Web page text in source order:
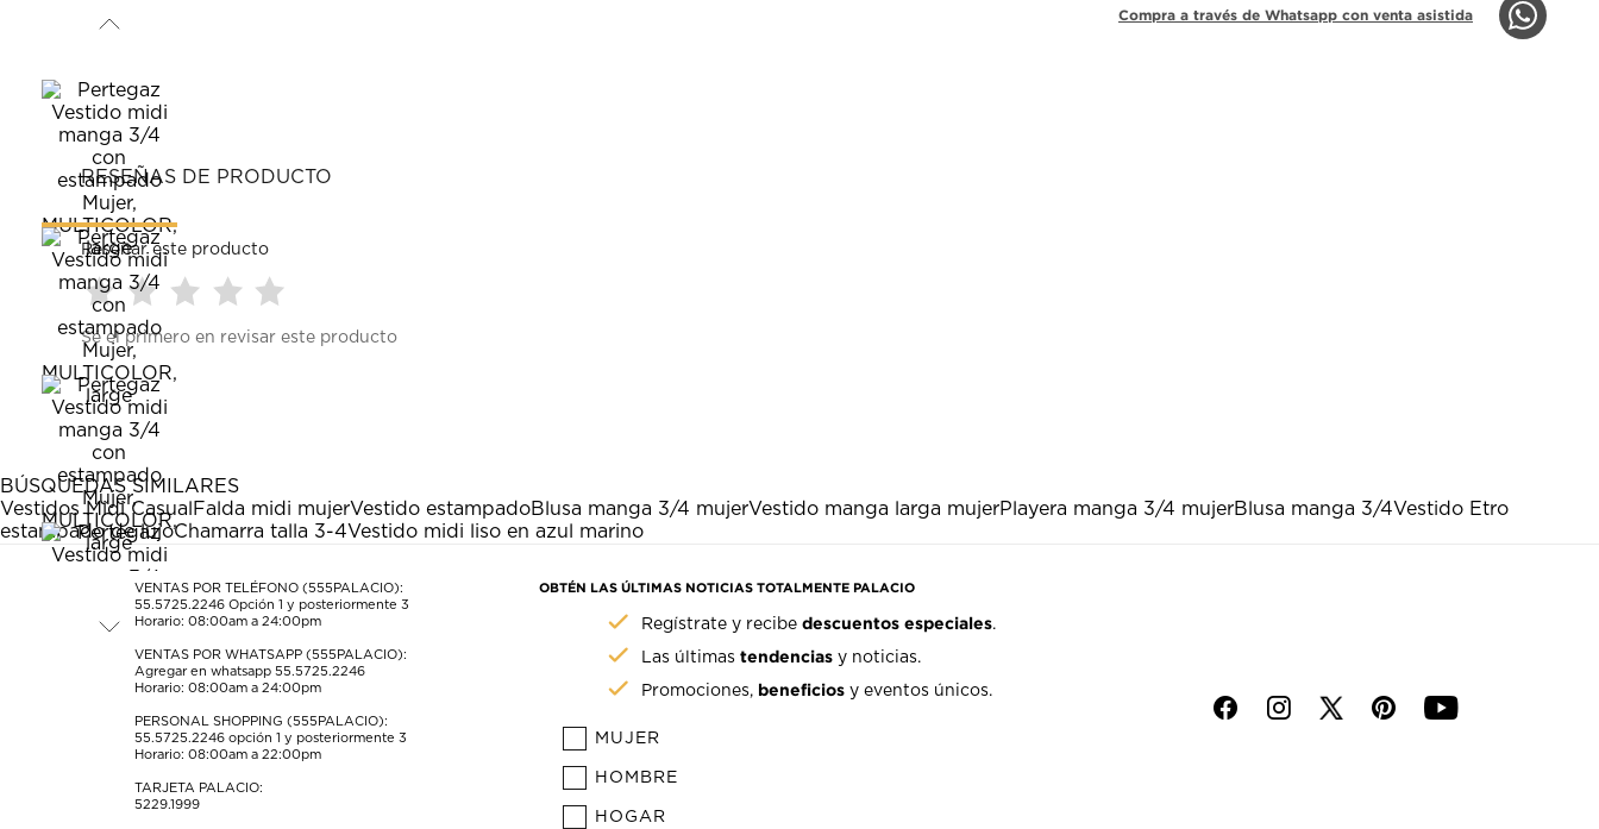
Compra a través de Whatsapp con venta asistida
RESEÑAS DE PRODUCTO
Reseñar este producto
Seleccionar
para
calificar
el
artículo
con
estrella
Esta
acción
abrirá
el
formulario
envío.
Seleccionar
para
calificar
el
artículo
con
2
estrellas.
Esta
acción
abrirá
el
formulario
de
para
calificar
el
artículo
estrellas.
Esta
acción
abrirá
el
formulario
de
para
estrellas.
Esta
acción
abrirá
formulario
de
para
Esta
acción
abrirá
formulario
de
envío.
Sé el primero en revisar este producto
BÚSQUEDAS SIMILARES
Vestidos Midi Casual Falda midi mujerVestido estampadoBlusa manga 3/4 mujerVestido manga larga mujerPlayera manga 3/4 mujerBlusa manga 3/4Vestido Etro
estampado de lujoChamarra talla 3-4Vestido midi liso en azul marino
VENTAS POR TELÉFONO (555PALACIO):
55.5725.2246 Opción 1 y posteriormente 3
Horario: 08:00am a 24:00pm
VENTAS POR WHATSAPP (555PALACIO):
Agregar en whatsapp 55.5725.2246
Horario: 08:00am a 24:00pm
PERSONAL SHOPPING (555PALACIO):
55.5725.2246 opción 1 y posteriormente 3
Horario: 08:00am a 22:00pm
TARJETA PALACIO:
5229.1999
OBTÉN LAS ÚLTIMAS NOTICIAS TOTALMENTE PALACIO
Regístrate y recibedescuentos especiales.
Las últimastendencias y noticias.
Promociones, beneficios y eventos únicos.
MUJER
HOMBRE
HOGAR
f i p y